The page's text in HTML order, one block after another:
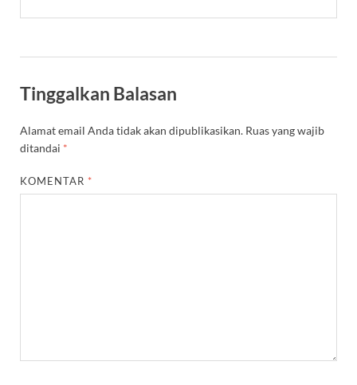
Tinggalkan Balasan
Alamat email Anda tidak akan dipublikasikan. Ruas yang wajib
ditandai *
KOMENTAR *